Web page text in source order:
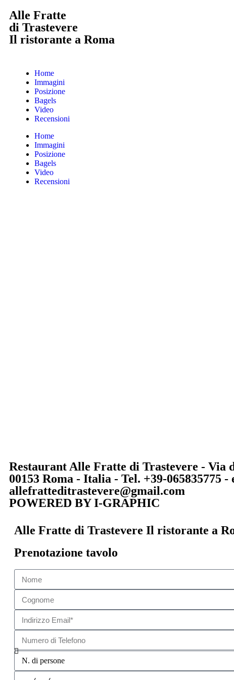
Alle Fratte
di Trastevere
Il ristorante a Roma
Home
Immagini
Posizione
Bagels
Video
Recensioni
Home
Immagini
Posizione
Bagels
Video
Recensioni
Restaurant Alle Fratte di Trastevere - Via
00153 Roma - Italia - Tel. +39-065835775 -
allefratteditrastevere@gmail.com
POWERED BY I-GRAPHIC
Alle Fratte di Trastevere Il ristorante a
Prenotazione tavolo